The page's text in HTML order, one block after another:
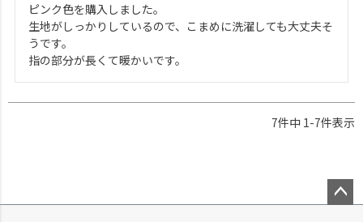
ピンク色を購入しました。
生地がしっかりしているので、こまめに洗濯しても大丈夫そ
うです。
指の部分が長くて暖かいです。
7件中 1-7件表示